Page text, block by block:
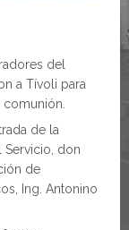
del
a Tívoli para
de la
Servicio, don
de
Ing. Antonino